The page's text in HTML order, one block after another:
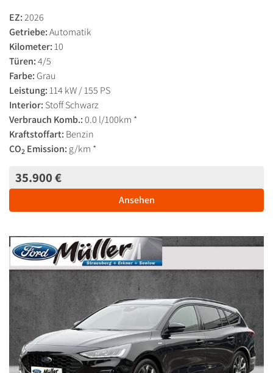
EZ:2026
Getriebe:Automatik
Kilometer: 10
Türen:4/5
Farbe: Grau
Leistung: 114 kW / 155 PS
Interior: Stoff Schwarz
Verbrauch Komb.:0.0 l/100km *
Kraftstoffart: Benzin
CO2 Emission: g/km *
35.900 €
Ansehen